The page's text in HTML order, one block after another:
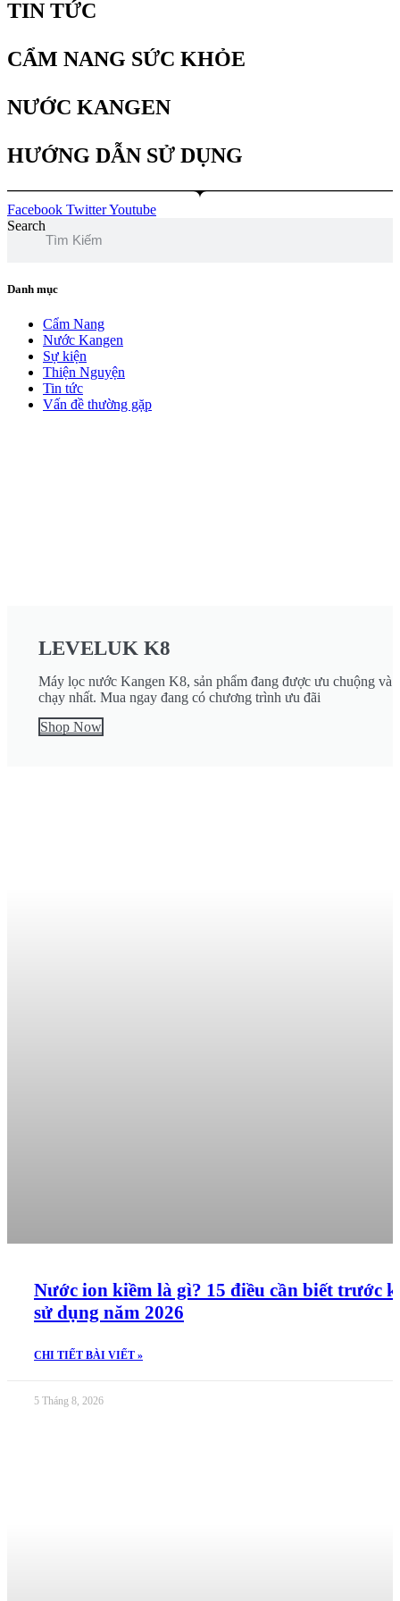
TIN TỨC
CẨM NANG SỨC KHỎE
NƯỚC KANGEN
HƯỚNG DẪN SỬ DỤNG
Facebook TwitterYoutube
Search
Danh mục
Cẩm Nang
Nước Kangen
Sự kiện
Thiện Nguyện
Tin tức
Vấn đề thường gặp
LEVELUK K8
Máy lọc nước Kangen K8, sản phẩm đang được ưu chuộng và
chạy nhất. Mua ngay đang có chương trình ưu đãi
Shop Now
Nước ion kiềm là gì? 15 điều cần biết trước
sử dụng năm 2026
CHI TIẾT BÀI VIẾT »
5 Tháng 8, 2026